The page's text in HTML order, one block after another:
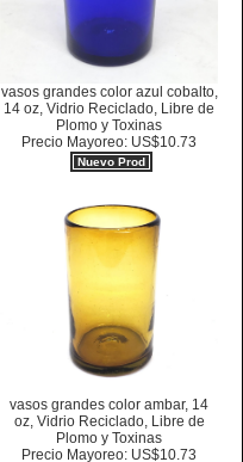
vasos grandes color azul cobalto,
14 oz, Vidrio Reciclado, Libre de
Plomo y Toxinas
Precio Mayoreo: US$10.73
Nuevo Prod
vasos grandes color ambar, 14
oz, Vidrio Reciclado, Libre de
Plomo y Toxinas
Precio Mayoreo: US$10.73